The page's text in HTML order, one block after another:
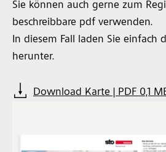
Sie können auch gerne zum
beschreibbare pdf verwenden.
In diesem Fall laden Sie einfach
herunter.
Download Karte | PDF 0,1